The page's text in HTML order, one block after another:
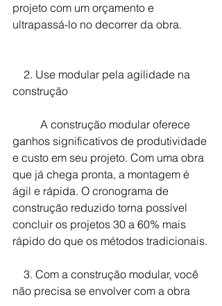
projeto com um orçamento e
ultrapassá-lo no decorrer da obra.
construção
A construção modular oferece
ganhos significativos de produtividade
e custo em seu projeto. Com uma obra
que já chega pronta, a montagem é
ágil e rápida. O cronograma de
construção reduzido torna possível
concluir os projetos 30 a 60% mais
rápido do que os métodos tradicionais.
não precisa se envolver com a obra